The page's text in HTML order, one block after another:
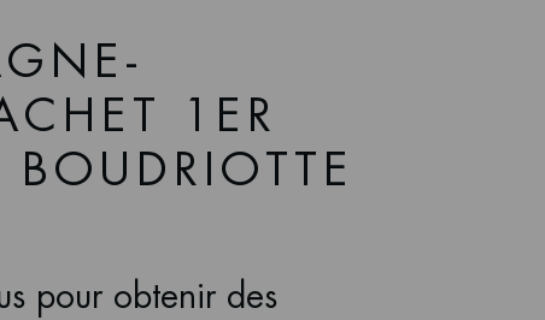
1ER
pour obtenir des